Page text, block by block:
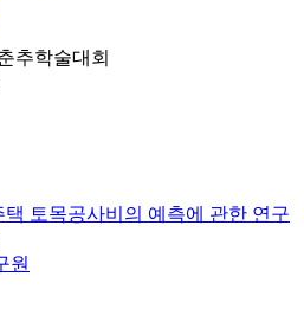
추학술대회
토목공사비의 예측에 관한 연구
원